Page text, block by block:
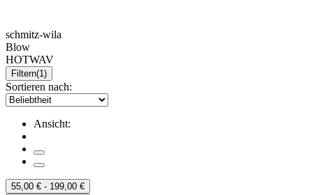
schmitz-wila
Blow
HOTWAV
Filtern(1)
Sortieren nach:
Ansicht:
55,00 € - 199,00 €